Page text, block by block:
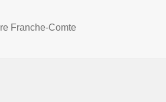
Franche-Comte